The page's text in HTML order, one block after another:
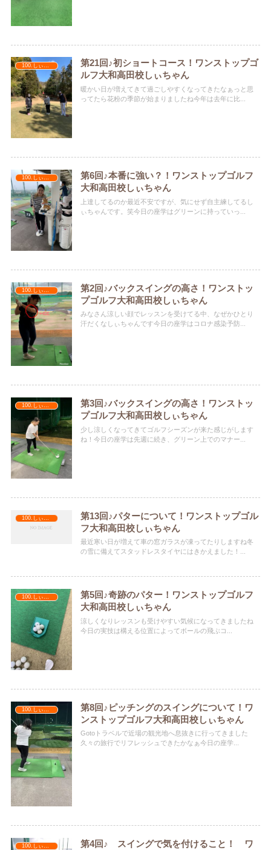
第21回♪初ショートコース！ワンストップゴ
ルフ大和高田校しぃちゃん
暖かい日が増えてきて過ごしやすくなってきたなぁっと思
ってたら花粉の季節が始まりましたね今年は去年に比...
100.しぃちゃん
第6回♪本番に強い？！ワンストップゴルフ
大和高田校しぃちゃん
上達してるのか最近不安ですが、気にせず自主練してるし
ぃちゃんです。笑今日の座学はグリーンに持っていっ...
100.しぃちゃん
第2回♪バックスイングの高さ！ワンストッ
プゴルフ大和高田校しぃちゃん
みなさん涼しい顔でレッスンを受けてる中、なぜかひとり
汗だくなしぃちゃんです今日の座学はコロナ感染予防...
100.しぃちゃん
第3回♪バックスイングの高さ！ワンストッ
プゴルフ大和高田校しぃちゃん
少し涼しくなってきてゴルフシーズンが来た感じがします
ね！今日の座学は先週に続き、グリーン上でのマナー...
第13回♪パターについて！ワンストップゴル
フ大和高田校しぃちゃん
最近寒い日が増えて車の窓ガラスが凍ってたりしますね冬
の雪に備えてスタッドレスタイヤにはきかえました！...
100.しぃちゃん
第5回♪奇跡のパター！ワンストップゴルフ
大和高田校しぃちゃん
涼しくなりレッスンも受けやすい気候になってきましたね️️
今日の実技は構える位置によってボールの飛ぶコ...
100.しぃちゃん
第8回♪ピッチングのスイングについて！ワ
ンストップゴルフ大和高田校しぃちゃん
Gotoトラベルで近場の観光地へ息抜きに行ってきました
久々の旅行でリフレッシュできたかなぁ今日の座学...
100.しぃちゃん
第4回♪ スイングで気を付けること！ ワ